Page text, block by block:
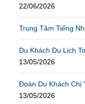
22/06/2026
Trung Tâm Tiếng
Du Khách Du Lịch
13/05/2026
Đoàn Du Khách Chị
13/05/2026